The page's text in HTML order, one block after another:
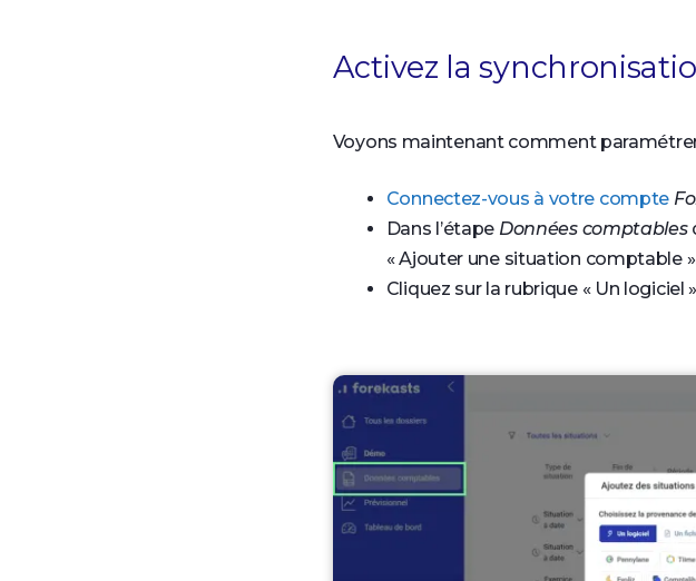
Activez la
Voyons maintenant comment
Connectez-vous à votre compte
Dans l’étape Données comptables
« Ajouter une situation comptable
Cliquez sur la rubrique « Un logiciel